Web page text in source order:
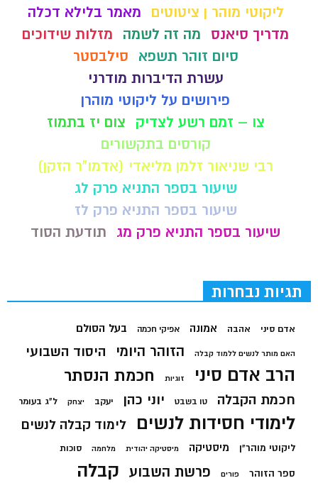
ליקוטי מוהר ן ציטוטים
מאמר בלילא דכלה
מדריך סיאנס
מה זה לשמה
מזלות שידוכים
סיום זוהר תשפא
סילבסטר
עשרת הדיברות מודרני
פירושים על ליקוטי מוהרן
צו – זמם רשע לצדיק
צום יז בתמוז
קורסים בתקשורים
רבי שניאור זלמן מליאדי (אדמו"ר הזקן)
שיעור בספר התניא פרק לג
שיעור בספר התניא פרק לז
שיעור בספר התניא פרק מג
תודעת הסוד
תגיות נבחרות
אדם סיני אהבה אמונה אפיקי חכמה בעל הסולם
האם מותר לנשים ללמוד קבלה הזוהר היומי היסוד השבועי
הרב אדם סיני זוגיות חכמת הנסתר
חכמת הקבלה טו בשבט יוני כהן יעקב יצחק ל"ג בעומר
לימודי חסידות לנשים לימוד קבלה לנשים
ליקוטי מוהר"ן מיסטיקה מיסטיקה יהודית מלחמה סוכות
ספר הזוהר פורים פרשת השבוע קבלה